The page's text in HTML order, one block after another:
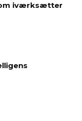
iværksætter